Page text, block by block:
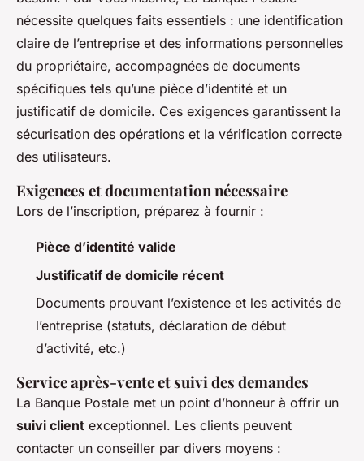
nécessite quelques faits essentiels : une identification
claire de l’entreprise et des informations personnelles
du propriétaire, accompagnées de documents
spécifiques tels qu’une pièce d’identité et un
justificatif de domicile. Ces exigences garantissent la
sécurisation des opérations et la vérification correcte
des utilisateurs.
Exigences et documentation nécessaire
Lors de l’inscription, préparez à fournir :
Pièce d’identité valide
Justificatif de domicile récent
Documents prouvant l’existence et les activités de
l’entreprise (statuts, déclaration de début
d’activité, etc.)
Service après-vente et suivi des demandes
La Banque Postale met un point d’honneur à offrir un
suivi client exceptionnel. Les clients peuvent
contacter un conseiller par divers moyens :